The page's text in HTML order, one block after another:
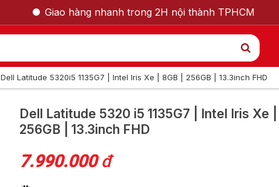
Giao hàng nhanh trong 2H nội thành TPHCM
Dell Latitude 5320i5 1135G7 | Intel Iris Xe | 8GB | 256GB | 13.3inch FHD
Dell Latitude 5320 i5 1135G7 | Intel Iris Xe |
256GB | 13.3inch FHD
7.990.000đ
Nam